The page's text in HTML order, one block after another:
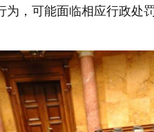
，可能面临相应行政处罚